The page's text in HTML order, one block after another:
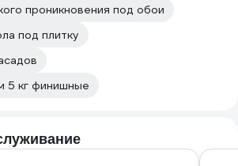
проникновения под обои
под плитку
5 кг финишные